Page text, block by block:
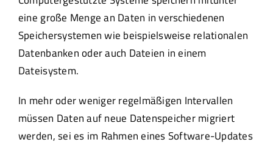
eine große Menge an Daten in verschiedenen
Speichersystemen wie beispielsweise relationalen
Datenbanken oder auch Dateien in einem
Dateisystem.
In mehr oder weniger regelmäßigen Intervallen
müssen Daten auf neue Datenspeicher migriert
werden, sei es im Rahmen eines Software-Updates